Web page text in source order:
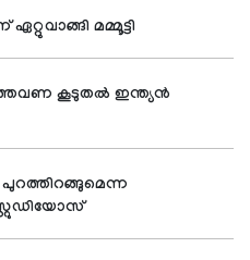
മമ്മൂട്ടി
കൂടുതല്‍ ഇന്ത്യന്‍